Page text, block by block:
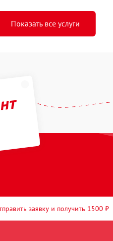
Показать все услуги
заявку и получить 1500 ₽